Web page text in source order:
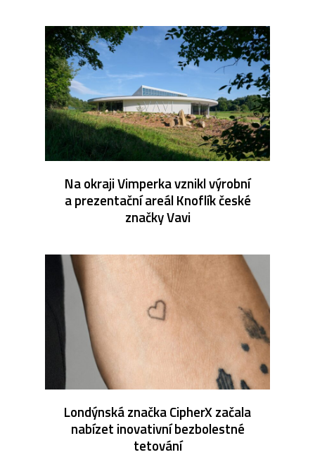
Na okraji Vimperka vznikl výrobní
a prezentační areál Knoflík české
značky Vavi
Londýnská značka CipherX začala
nabízet inovativní bezbolestné
tetování